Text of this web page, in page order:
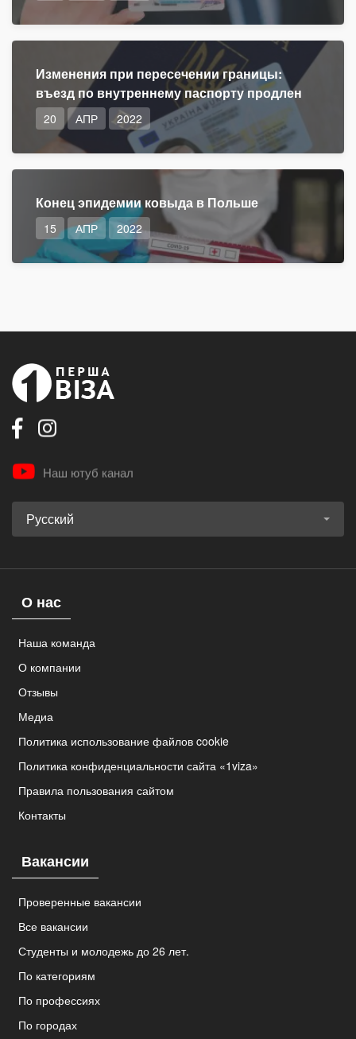
Изменения при пересечении границы:
въезд по внутреннему паспорту продлен
20 АПР 2022
Конец эпидемии ковыда в Польше
15 АПР 2022
Наш ютуб канал
Русский
О нас
Наша команда
О компании
Отзывы
Медиа
Политика использование файлов cookie
Политика конфиденциальности сайта «1viza»
Правила пользования сайтом
Контакты
Вакансии
Проверенные вакансии
Все вакансии
Студенты и молодежь до 26 лет.
По категориям
По профессиях
По городах